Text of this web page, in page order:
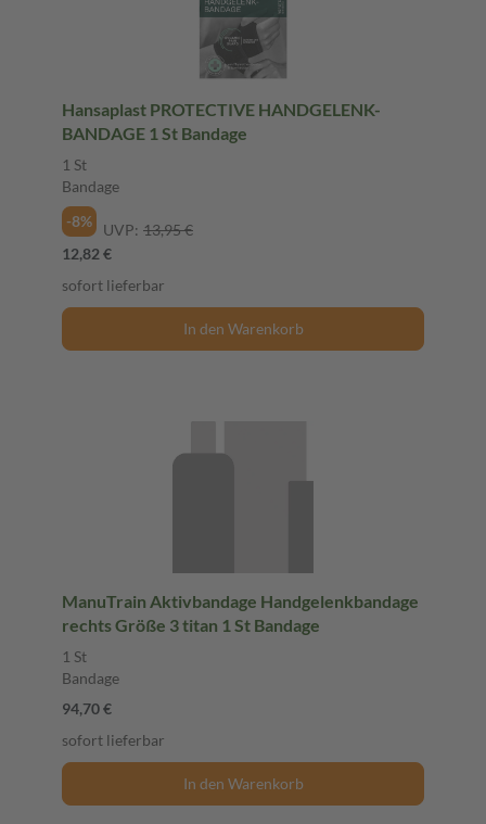
Hansaplast PROTECTIVE HANDGELENK-
BANDAGE 1 St Bandage
1 St
Bandage
-8%
UVP: 13,95 €
12,82 €
sofort lieferbar
In den Warenkorb
ManuTrain Aktivbandage Handgelenkbandage
rechts Größe 3 titan 1 St Bandage
1 St
Bandage
94,70 €
sofort lieferbar
In den Warenkorb